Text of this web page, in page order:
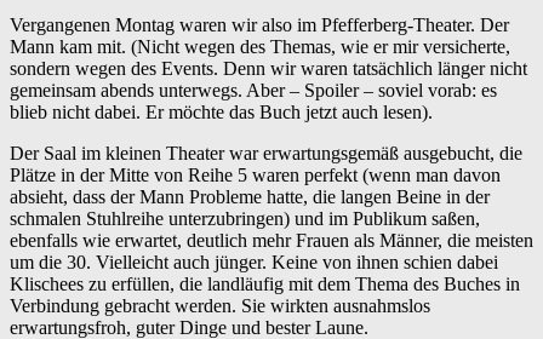
Vergangenen Montag waren wir also im Pfefferberg-Theater. Der
Mann kam mit. (Nicht wegen des Themas, wie er mir versicherte,
sondern wegen des Events. Denn wir waren tatsächlich länger nicht
gemeinsam abends unterwegs. Aber – Spoiler – soviel vorab: es
blieb nicht dabei. Er möchte das Buch jetzt auch lesen).
Der Saal im kleinen Theater war erwartungsgemäß ausgebucht, die
Plätze in der Mitte von Reihe 5 waren perfekt (wenn man davon
absieht, dass der Mann Probleme hatte, die langen Beine in der
schmalen Stuhlreihe unterzubringen) und im Publikum saßen,
ebenfalls wie erwartet, deutlich mehr Frauen als Männer, die meisten
um die 30. Vielleicht auch jünger. Keine von ihnen schien dabei
Klischees zu erfüllen, die landläufig mit dem Thema des Buches in
Verbindung gebracht werden. Sie wirkten ausnahmslos
erwartungsfroh, guter Dinge und bester Laune.